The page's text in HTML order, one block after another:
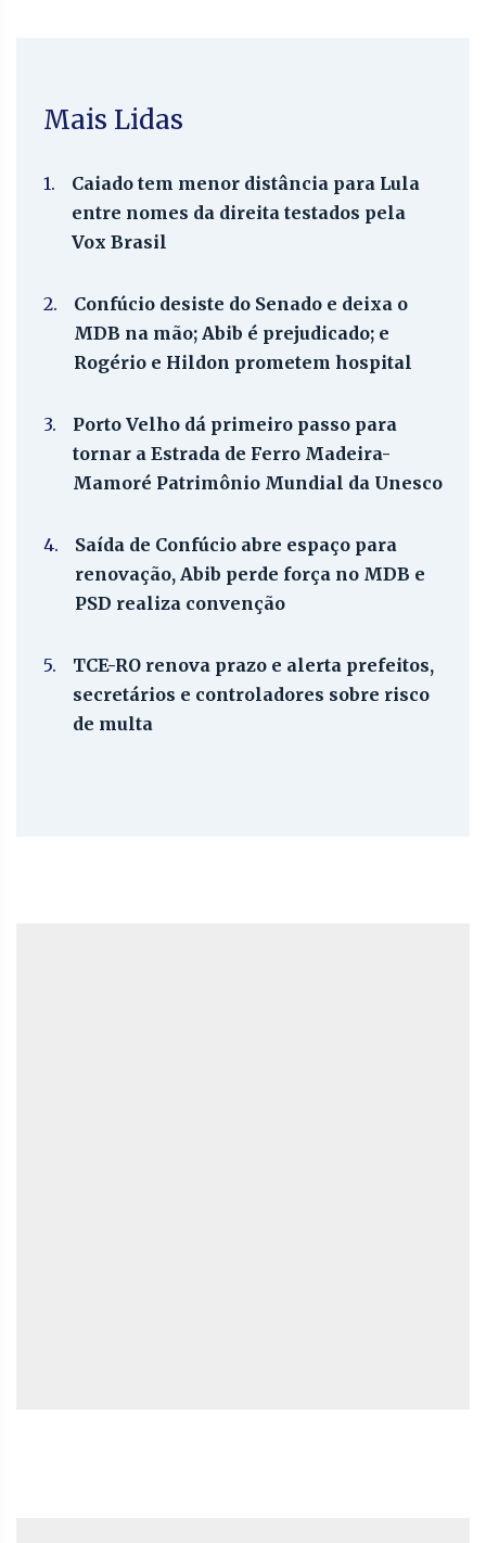
Mais Lidas
1.
Caiado tem menor distância para Lula
entre nomes da direita testados pela
Vox Brasil
2.
Confúcio desiste do Senado e deixa o
MDB na mão; Abib é prejudicado; e
Rogério e Hildon prometem hospital
3.
Porto Velho dá primeiro passo para
tornar a Estrada de Ferro Madeira-
Mamoré Patrimônio Mundial da Unesco
4.
Saída de Confúcio abre espaço para
renovação, Abib perde força no MDB e
PSD realiza convenção
5.
TCE-RO renova prazo e alerta prefeitos,
secretários e controladores sobre risco
de multa